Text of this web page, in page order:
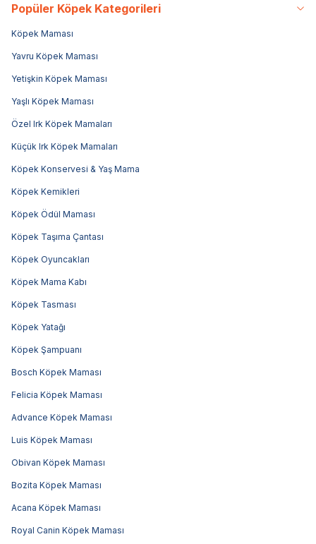
Popüler Köpek Kategorileri
Köpek Maması
Yavru Köpek Maması
Yetişkin Köpek Maması
Yaşlı Köpek Maması
Özel Irk Köpek Mamaları
Küçük Irk Köpek Mamaları
Köpek Konservesi & Yaş Mama
Köpek Kemikleri
Köpek Ödül Maması
Köpek Taşıma Çantası
Köpek Oyuncakları
Köpek Mama Kabı
Köpek Tasması
Köpek Yatağı
Köpek Şampuanı
Bosch Köpek Maması
Felicia Köpek Maması
Advance Köpek Maması
Luis Köpek Maması
Obivan Köpek Maması
Bozita Köpek Maması
Acana Köpek Maması
Royal Canin Köpek Maması